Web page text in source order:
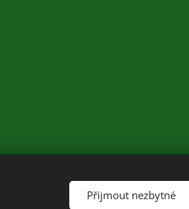
Přijmout nezbytné